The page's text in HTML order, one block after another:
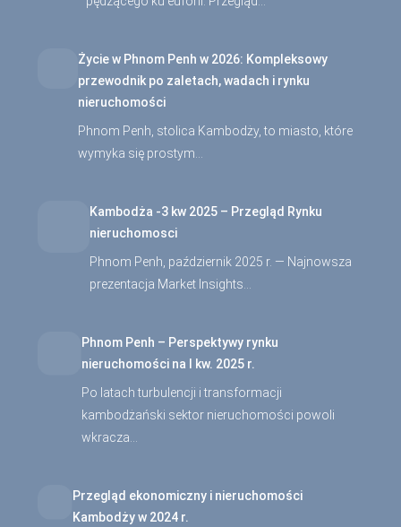
Życie w Phnom Penh w 2026: Kompleksowy
przewodnik po zaletach, wadach i rynku
nieruchomości
Phnom Penh, stolica Kambodży, to miasto, które
wymyka się prostym…
Kambodża -3 kw 2025 – Przegląd Rynku
nieruchomosci
Phnom Penh, październik 2025 r. — Najnowsza
prezentacja Market Insights…
Phnom Penh – Perspektywy rynku
nieruchomości na I kw. 2025 r.
Po latach turbulencji i transformacji
kambodżański sektor nieruchomości powoli
wkracza…
Przegląd ekonomiczny i nieruchomości
Kambodży w 2024 r.